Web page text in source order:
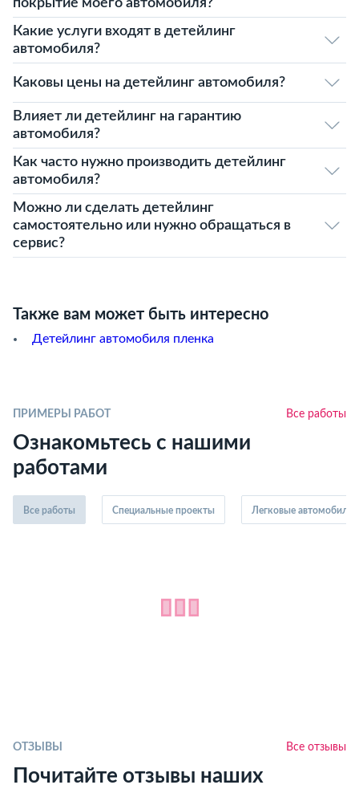
покрытие моего автомобиля?
Какие услуги входят в детейлинг
автомобиля?
Каковы цены на детейлинг автомобиля?
Влияет ли детейлинг на гарантию
автомобиля?
Как часто нужно производить детейлинг
автомобиля?
Можно ли сделать детейлинг
самостоятельно или нужно обращаться в
сервис?
Также вам может быть интересно
Детейлинг автомобиля пленка
ПРИМЕРЫ РАБОТ Все работы
Ознакомьтесь с нашими
работами
Все работы Специальные проекты Легковые автомобили
ОТЗЫВЫ Все отзывы
Почитайте отзывы наших